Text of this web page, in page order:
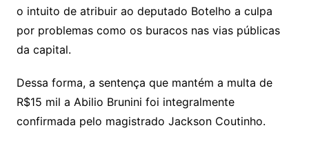
o intuito de atribuir ao deputado Botelho a culpa
por problemas como os buracos nas vias públicas
da capital.
Dessa forma, a sentença que mantém a multa de
R$15 mil a Abilio Brunini foi integralmente
confirmada pelo magistrado Jackson Coutinho.